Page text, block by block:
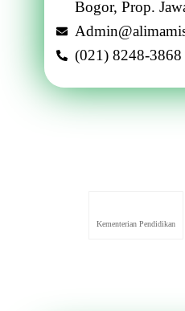
Bogor, Prop.
(021) 8248-3868
Kementerian Pendidikan